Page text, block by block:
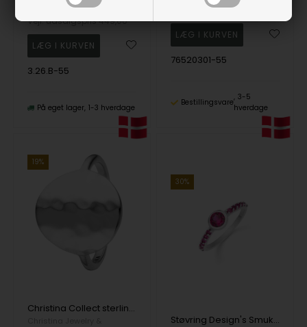
DKK
Vejl. udsalgspris449,00
3.26.B-55
På eget lager 1-3 hverdage
1.049,00 DKK
76520301-55
Bestillingsvare
3-5
hverdage
19%
Christina Collect sterling sølv Panzer Smuk ring med lukket cirkel med banket overflade, ring str 55
30%
Støvring Design's Smuk ring med 4 mm rød zirkonia, kun str 55